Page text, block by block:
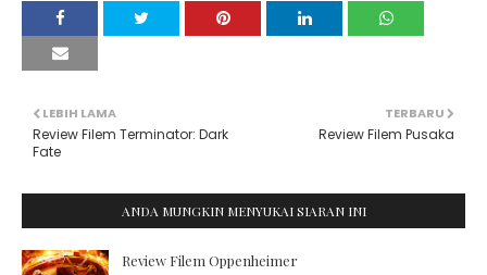
TERBARU
Review Filem Pusaka
LEBIH LAMA
Review Filem Terminator: Dark
Fate
ANDA MUNGKIN MENYUKAI SIARAN INI
Review Filem Oppenheimer